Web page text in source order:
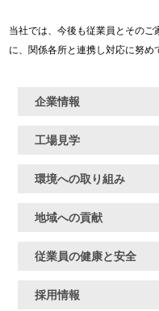
当社では、今後も従業員とその
に、関係各所と連携し対応に努め
企業情報
工場見学
環境への取り組み
地域への貢献
従業員の健康と安全
採用情報